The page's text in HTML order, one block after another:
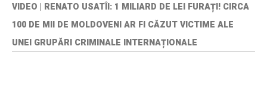
VIDEO | RENATO USATÎI: 1 MILIARD DE LEI FURAȚI! CIRCA
100 DE MII DE MOLDOVENI AR FI CĂZUT VICTIME ALE
UNEI GRUPĂRI CRIMINALE INTERNAȚIONALE